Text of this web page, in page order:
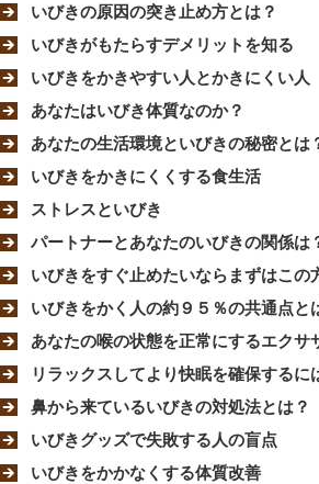
いびきの原因の突き止め方とは？
いびきがもたらすデメリットを知る
いびきをかきやすい人とかきにくい人
あなたはいびき体質なのか？
あなたの生活環境といびきの秘密とは
いびきをかきにくくする食生活
ストレスといびき
パートナーとあなたのいびきの関係は
いびきをすぐ止めたいならまずはこの
いびきをかく人の約９５％の共通点と
あなたの喉の状態を正常にするエクサ
リラックスしてより快眠を確保するに
鼻から来ているいびきの対処法とは？
いびきグッズで失敗する人の盲点
いびきをかかなくする体質改善